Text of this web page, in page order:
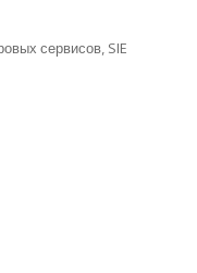
сервисов, SIE